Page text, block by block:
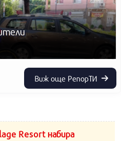
Виж още РепорТИ
Resort набира